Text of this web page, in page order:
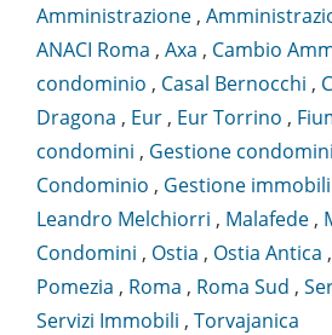
Amministrazione ,
ANACI Roma , Axa , Cambio
condominio , Casal Bernocchi ,
Dragona , Eur , Eur Torrino ,
condomini , Gestione
Condominio , Gestione immobili
Leandro Melchiorri , Malafede ,
Condomini , Ostia , Ostia Antica ,
Pomezia , Roma , Roma Sud ,
Servizi Immobili , Torvajanica